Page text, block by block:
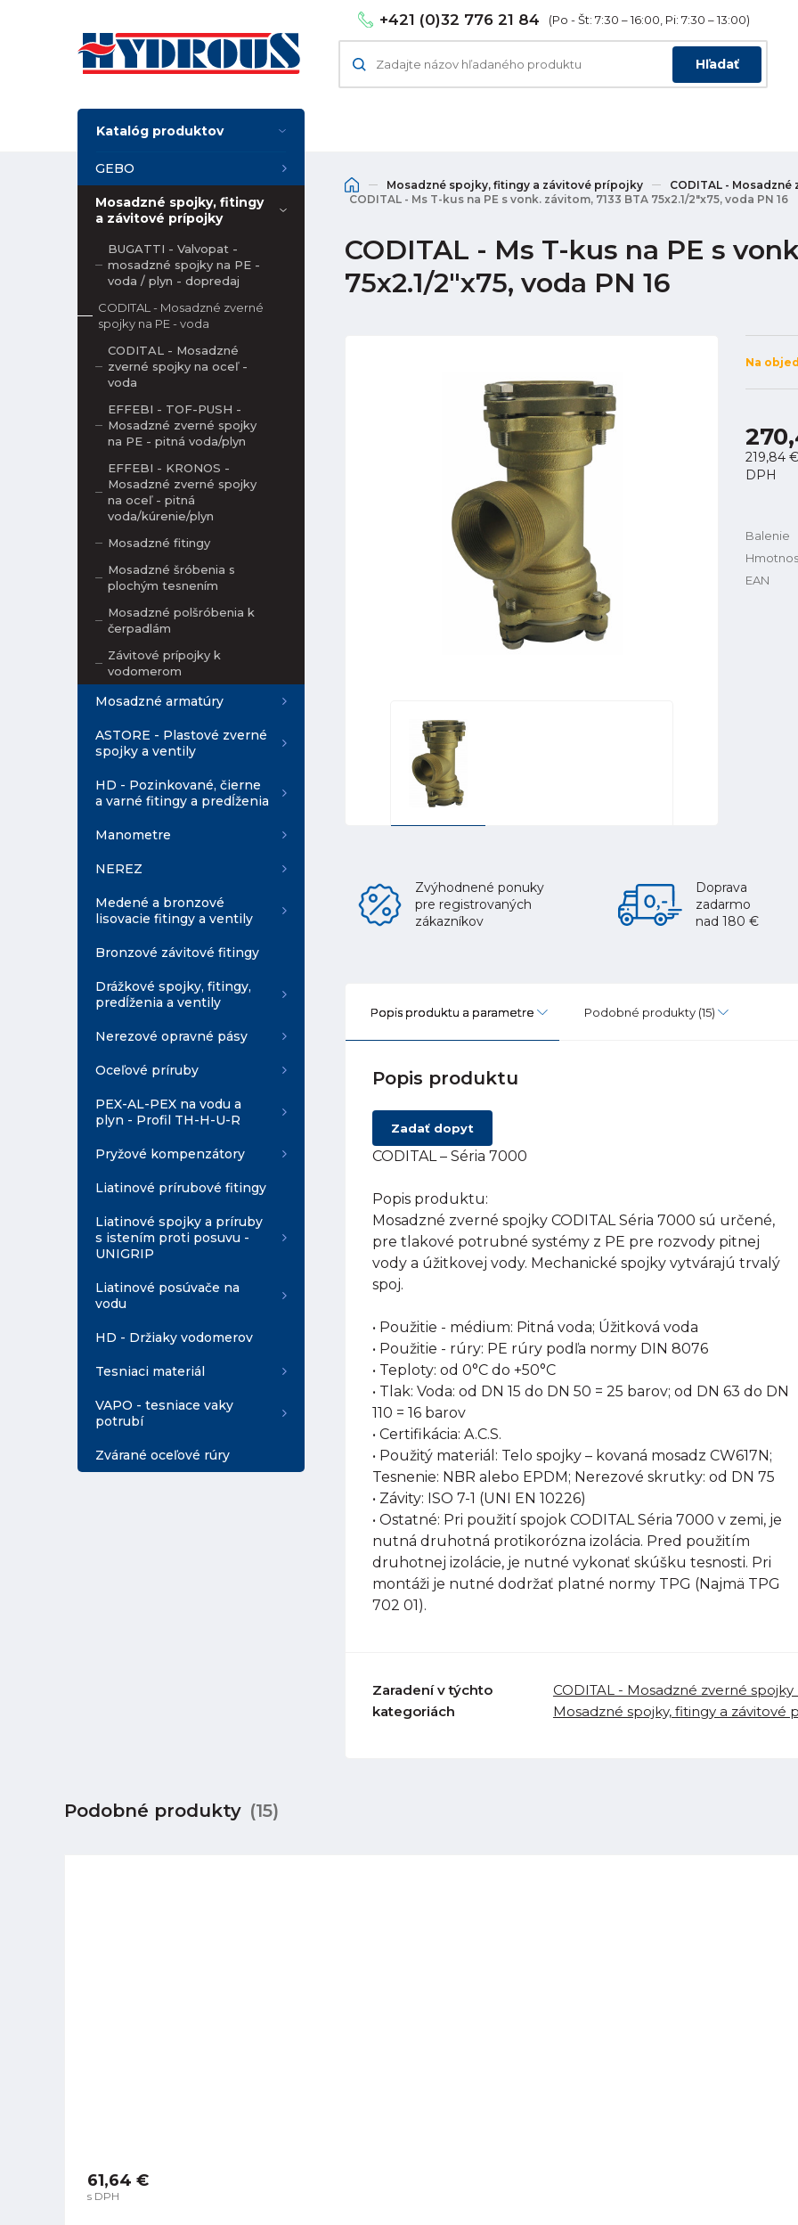
+421 (0)32 776 21 84 (Po - Št: 7:30 – 16:00, Pi: 7:30 – 13:00)
Hľadať
Katalóg produktov
GEBO
Mosadzné spojky, fitingy
a závitové prípojky
BUGATTI - Valvopat -
mosadzné spojky na PE -
voda / plyn - dopredaj
CODITAL - Mosadzné zverné
spojky na PE - voda
CODITAL - Mosadzné
zverné spojky na oceľ -
voda
EFFEBI - TOF-PUSH -
Mosadzné zverné spojky
na PE - pitná voda/plyn
EFFEBI - KRONOS -
Mosadzné zverné spojky
na oceľ - pitná
voda/kúrenie/plyn
Mosadzné fitingy
Mosadzné šróbenia s
plochým tesnením
Mosadzné polšróbenia k
čerpadlám
Závitové prípojky k
vodomerom
Mosadzné armatúry
ASTORE - Plastové zverné
spojky a ventily
HD - Pozinkované, čierne
a varné fitingy a predĺženia
Manometre
NEREZ
Medené a bronzové
lisovacie fitingy a ventily
Bronzové závitové fitingy
Drážkové spojky, fitingy,
predĺženia a ventily
Nerezové opravné pásy
Oceľové príruby
PEX-AL-PEX na vodu a
plyn - Profil TH-H-U-R
Pryžové kompenzátory
Liatinové prírubové fitingy
Liatinové spojky a príruby
s istením proti posuvu -
UNIGRIP
Liatinové posúvače na
vodu
HD - Držiaky vodomerov
Tesniaci materiál
VAPO - tesniace vaky
potrubí
Zvárané oceľové rúry
Mosadzné spojky, fitingy a závitové prípojky
CODITAL - Mosadzné
CODITAL - Ms T-kus na PE s vonk. závitom, 7133 BTA 75x2.1/2"x75, voda PN 16
CODITAL - Ms T-kus na PE s
75x2.1/2"x75, voda PN 16
Na
219,84 €
DPH
Balenie
EAN
Zvýhodnené ponuky
pre registrovaných
zákazníkov
Doprava
zadarmo
nad 180 €
Popis produktu a parametre Podobné produkty (15)
Popis produktu
Zadať dopyt
CODITAL – Séria 7000
Popis produktu:
Mosadzné zverné spojky CODITAL Séria 7000 sú určené,
pre tlakové potrubné systémy z PE pre rozvody pitnej
vody a úžitkovej vody. Mechanické spojky vytvárajú trvalý
spoj.
• Použitie - médium: Pitná voda; Úžitková voda
• Použitie - rúry: PE rúry podľa normy DIN 8076
• Teploty: od 0°C do +50°C
• Tlak: Voda: od DN 15 do DN 50 = 25 barov; od DN 63 do DN
110 = 16 barov
• Certifikácia: A.C.S.
• Použitý materiál: Telo spojky – kovaná mosadz CW617N;
Tesnenie: NBR alebo EPDM; Nerezové skrutky: od DN 75
• Závity: ISO 7-1 (UNI EN 10226)
• Ostatné: Pri použití spojok CODITAL Séria 7000 v zemi, je
nutná druhotná protikorózna izolácia. Pred použitím
druhotnej izolácie, je nutné vykonať skúšku tesnosti. Pri
montáži je nutné dodržať platné normy TPG (Najmä TPG
702 01).
Zaradení v týchto
kategoriách
CODITAL - Mosadzné zverné spojky
Mosadzné spojky, fitingy a závitové
Podobné produkty (15)
61,64 €
s DPH